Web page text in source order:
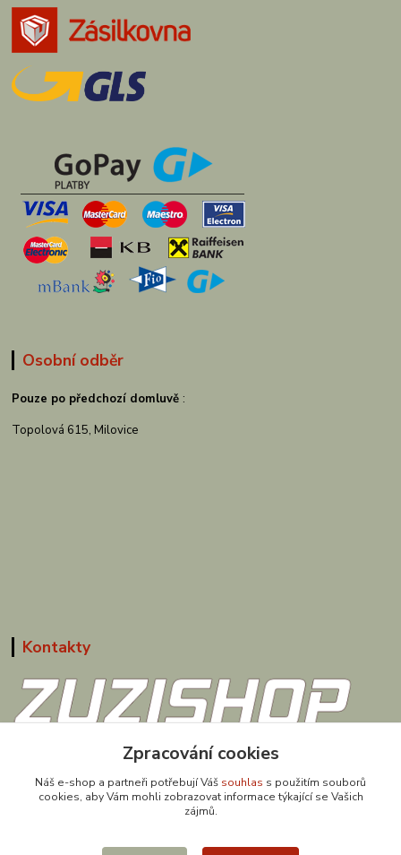
Osobní odběr
Pouze po předchozí domluvě :
Topolová 615, Milovice
Kontakty
obchod@zuzishop.cz
Zpracování cookies
Náš e-shop a partneři potřebují Váš souhlas s použitím souborů
cookies, aby Vám mohli zobrazovat informace týkající se Vašich
zájmů.